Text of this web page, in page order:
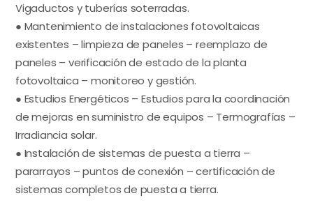
Vigaductos y tuberías soterradas.
● Mantenimiento de instalaciones fotovoltaicas
existentes – limpieza de paneles – reemplazo de
paneles – verificación de estado de la planta
fotovoltaica – monitoreo y gestión.
● Estudios Energéticos – Estudios para la coordinación
de mejoras en suministro de equipos – Termografías –
Irradiancia solar.
● Instalación de sistemas de puesta a tierra –
pararrayos – puntos de conexión – certificación de
sistemas completos de puesta a tierra.